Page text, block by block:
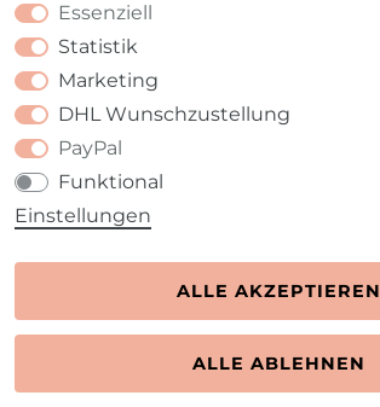
Essenziell
Statistik
Marketing
DHL Wunschzustellung
PayPal
Funktional
Einstellungen
ALLE AKZEPTIEREN
ALLE ABLEHNEN